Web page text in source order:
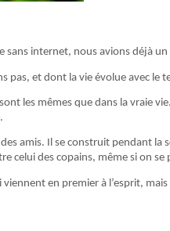
sans internet, nous avions déjà un
pas, et dont la vie évolue avec le
les mêmes que dans la vraie
amis. Il se construit pendant la
celui des copains, même si on
en premier à l’esprit, mais